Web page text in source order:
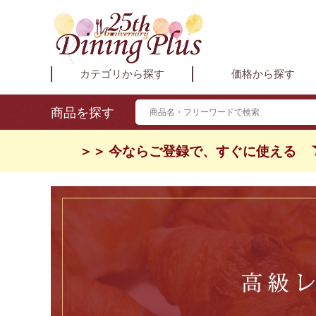
カテゴリから探す 価格から探す
商品を探す
＞＞ 今ならご登録で、すぐに使える